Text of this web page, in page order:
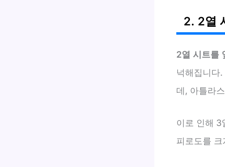
2. 2열
2열 시트를
넉해집니다
데, 아틀라
이로 인해 3
피로도를